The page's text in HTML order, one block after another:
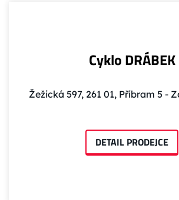
Cyklo DRÁBEK
Žežická 597, 261 01, Příbram 5 -
DETAIL PRODEJCE